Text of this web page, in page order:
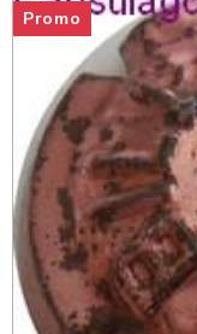
Promo